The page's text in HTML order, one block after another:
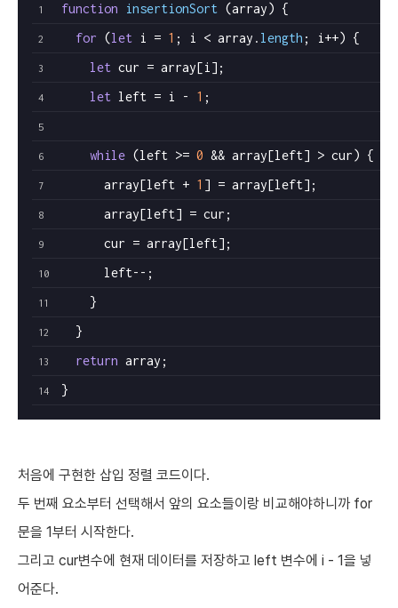
function insertionSort (array) {
for (let i = 1 ; i < array. length ; i++) {
let cur = array[i];
let left = i - 1 ;
while (left >= 0 && array[left] > cur) {
      array[left +
1 ] = array[left];
      array[left] = cur;
      cur = array[left];
      left--;
    }
  }
return array;
}
처음에 구현한 삽입 정렬 코드이다.
두 번째 요소부터 선택해서 앞의 요소들이랑 비교해야하니까 for
문을 1부터 시작한다.
그리고 cur변수에 현재 데이터를 저장하고 left 변수에 i - 1을 넣
어준다.